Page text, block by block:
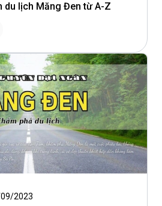
du lịch Măng Đen từ A-Z
2023